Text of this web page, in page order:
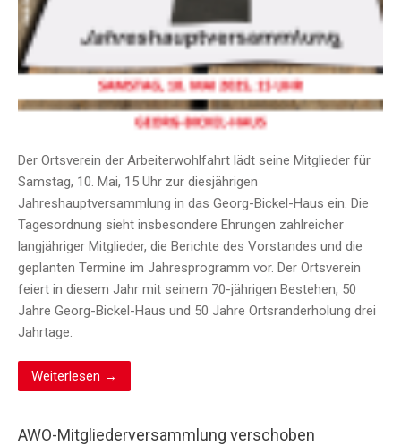
Der Ortsverein der Arbeiterwohlfahrt lädt seine Mitglieder für
Samstag, 10. Mai, 15 Uhr zur diesjährigen
Jahreshauptversammlung in das Georg-Bickel-Haus ein. Die
Tagesordnung sieht insbesondere Ehrungen zahlreicher
langjähriger Mitglieder, die Berichte des Vorstandes und die
geplanten Termine im Jahresprogramm vor. Der Ortsverein
feiert in diesem Jahr mit seinem 70-jährigen Bestehen, 50
Jahre Georg-Bickel-Haus und 50 Jahre Ortsranderholung drei
Jahrtage.
Weiterlesen →
AWO-Mitgliederversammlung verschoben